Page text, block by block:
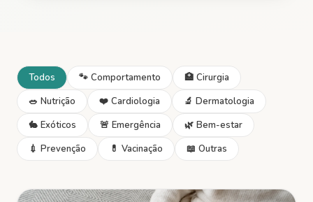
Todos 🐾 Comportamento 🏥 Cirurgia
🥗 Nutrição ❤️ Cardiologia 🔬 Dermatologia
🐇 Exóticos 🚨 Emergência 🌿 Bem-estar
💉 Prevenção 💊 Vacinação 📖 Outras